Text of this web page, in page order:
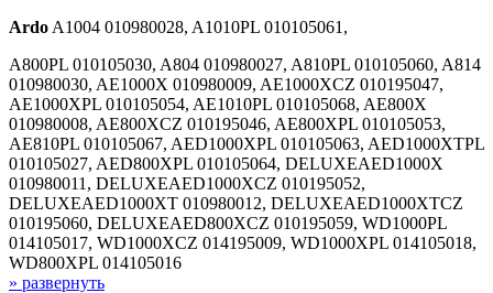
Ardo A1004 010980028, A1010PL 010105061,
A800PL 010105030, A804 010980027, A810PL 010105060, A814
010980030, AE1000X 010980009, AE1000XCZ 010195047,
AE1000XPL 010105054, AE1010PL 010105068, AE800X
010980008, AE800XCZ 010195046, AE800XPL 010105053,
AE810PL 010105067, AED1000XPL 010105063, AED1000XTPL
010105027, AED800XPL 010105064, DELUXEAED1000X
010980011, DELUXEAED1000XCZ 010195052,
DELUXEAED1000XT 010980012, DELUXEAED1000XTCZ
010195060, DELUXEAED800XCZ 010195059, WD1000PL
014105017, WD1000XCZ 014195009, WD1000XPL 014105018,
WD800XPL 014105016
» развернуть